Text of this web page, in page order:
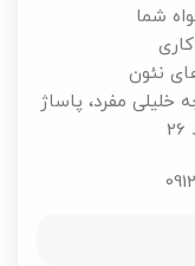
شما
نئون
خلیلی مفرد، پاساژ